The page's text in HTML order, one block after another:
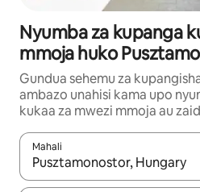
Nyumba za kupanga
mmoja huko
Gundua sehemu za
ambazo unahisi kama upo
kukaa za mwezi mmoja au
Mahali
Wakati matokeo yanapatikana,